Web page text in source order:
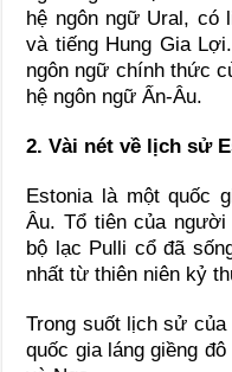
hệ ngôn ngữ Ural, có
và tiếng Hung Gia
ngôn ngữ chính thức
hệ ngôn ngữ Ấn-Âu.
2. Vài nét về lịch sử
Estonia là một quốc
Âu. Tổ tiên của
bộ lạc Pulli cổ đã
nhất từ thiên niên kỷ
Trong suốt lịch sử
quốc gia láng giềng